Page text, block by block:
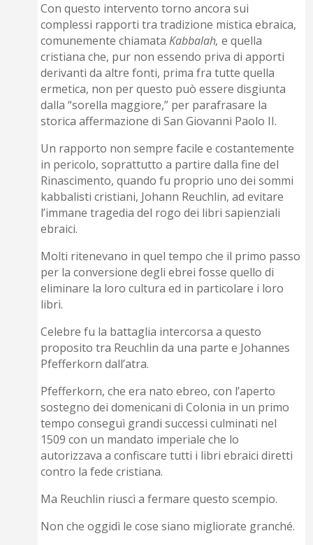
Con questo intervento torno ancora sui
complessi rapporti tra tradizione mistica ebraica,
comunemente chiamataKabbalah, e quella
cristiana che, pur non essendo priva di apporti
derivanti da altre fonti, prima fra tutte quella
ermetica, non per questo può essere disgiunta
dalla “sorella maggiore,” per parafrasare la
storica affermazione di San Giovanni Paolo II.
Un rapporto non sempre facile e costantemente
in pericolo, soprattutto a partire dalla fine del
Rinascimento, quando fu proprio uno dei sommi
kabbalisti cristiani, Johann Reuchlin, ad evitare
l’immane tragedia del rogo dei libri sapienziali
ebraici.
Molti ritenevano in quel tempo che il primo passo
per la conversione degli ebrei fosse quello di
eliminare la loro cultura ed in particolare i loro
libri.
Celebre fu la battaglia intercorsa a questo
proposito tra Reuchlin da una parte e Johannes
Pfefferkorn dall’atra.
Pfefferkorn, che era nato ebreo, con l’aperto
sostegno dei domenicani di Colonia in un primo
tempo conseguì grandi successi culminati nel
1509 con un mandato imperiale che lo
autorizzava a confiscare tutti i libri ebraici diretti
contro la fede cristiana.
Ma Reuchlin riuscì a fermare questo scempio.
Non che oggidì le cose siano migliorate granché.